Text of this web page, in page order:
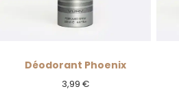
Déodorant Phoenix
3,99 €